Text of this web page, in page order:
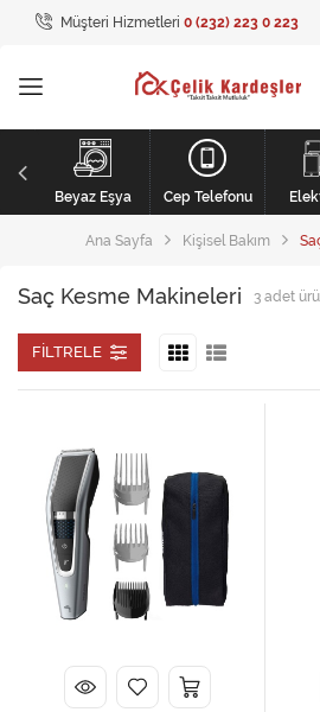
Müşteri Hizmetleri 0 (232) 223 0 223
Tüm
Ev Tekstili
GİYİM
Kişisel Bakım
Mobilya
Mobilya
Elektronik
Beyaz Eşya
Küçük Ev
Kişisel Bakım
Züccaciye
Çocuk
Beyaz Eşya
Cep Telefonu
Ana Sayfa Kişisel Bakım
Saç Kesme Makineleri 3 adet
FILTRELE